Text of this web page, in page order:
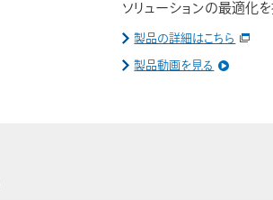
ソリューションの最適化を
製品の詳細はこちら
製品動画を見る